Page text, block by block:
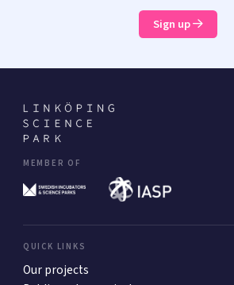
Sign up
MEMBER OF
QUICK LINKS
Our projects